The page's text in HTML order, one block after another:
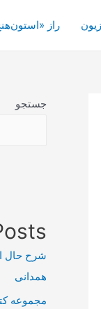
راز
جستجو
شرح حال
همدانی
مجموعه